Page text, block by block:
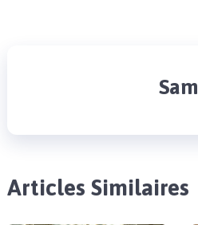
Sam
Articles Similaires